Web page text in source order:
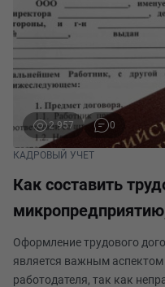
2 957 0
КАДРОВЫЙ УЧЕТ
Как составить
штрафов
Оформление трудового
является важным аспектом
работодателя, так как